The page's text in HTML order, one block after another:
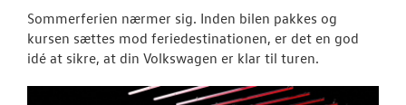
Sommerferien nærmer sig. Inden bilen pakkes og
kursen sættes mod feriedestinationen, er det en god
idé at sikre, at din Volkswagen er klar til turen.